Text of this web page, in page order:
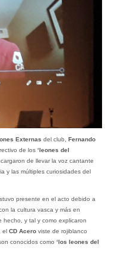
Externas del club, Fernando
de los ‘leones del
de llevar la voz cantante
y las múltiples curiosidades del
presente en el acto debido a
la cultura vasca y más en
hecho, y tal y como explicaron
, el CD Aceroviste de rojiblanco
conocidos como ‘los leones del